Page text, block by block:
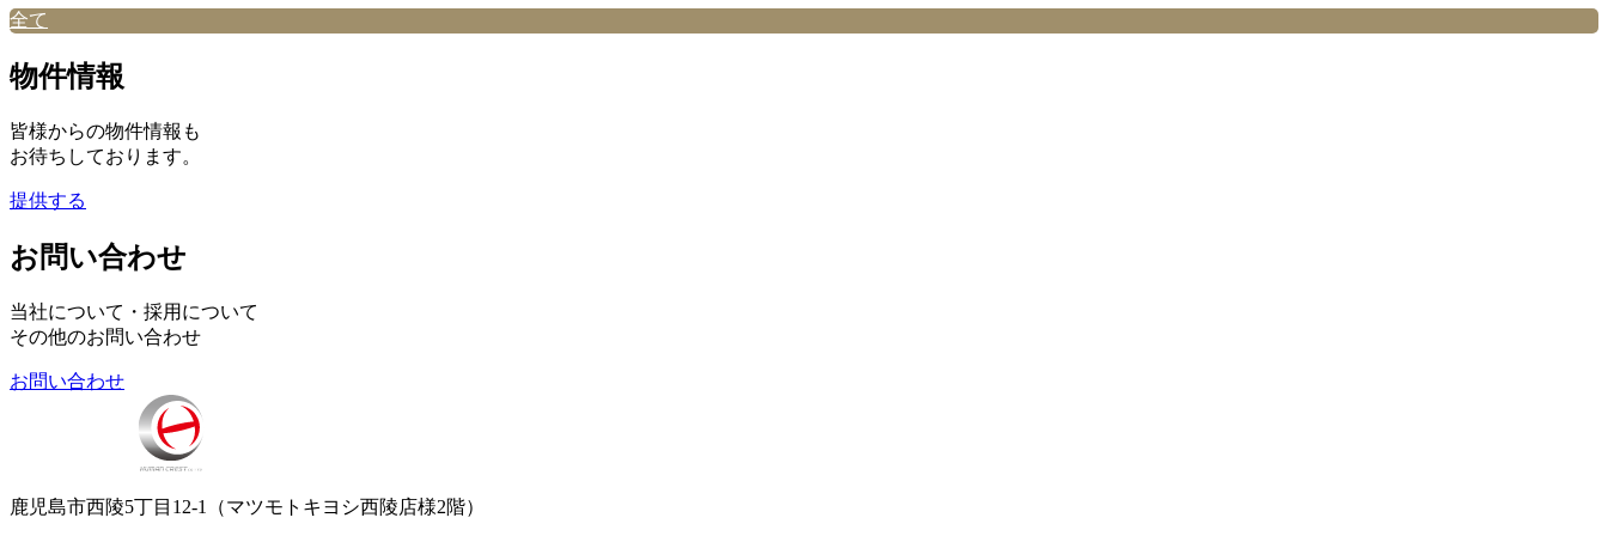
全て
物件情報
皆様からの物件情報も
お待ちしております。
提供する
お問い合わせ
当社について・採用について
その他のお問い合わせ
お問い合わせ
鹿児島市西陵5丁目12-1（マツモトキヨシ西陵店様2階）